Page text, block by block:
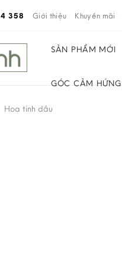
358 Giới thiệu Khuyến mãi
SẢN PHẨM MỚI
GÓC CẢM HỨNG
Hoa tinh dầu